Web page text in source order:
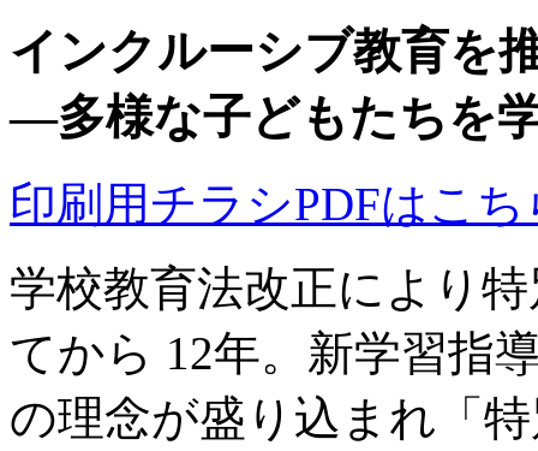
インクルーシブ教育を
―多様な子どもたちを
印刷用チラシPDFはこち
学校教育法改正により
てから 12年。新学習指
の理念が盛り込まれ「